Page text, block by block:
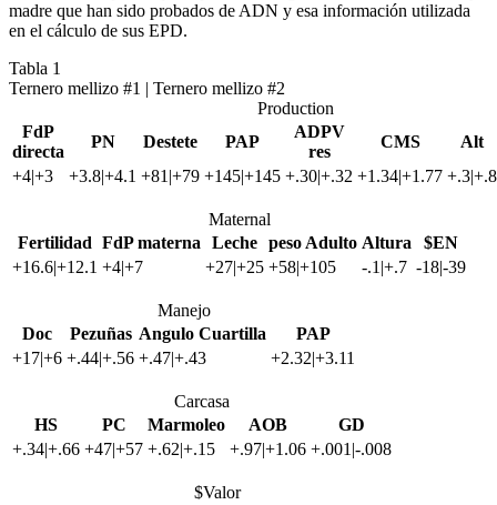
madre que han sido probados de ADN y esa información utilizada
en el cálculo de sus EPD.
Tabla 1
Ternero mellizo #1 | Ternero mellizo #2
Production
FdP
directa
PN Destete PAP
ADPV
res
CMS
Alt
+4|+3
+3.8|+4.1 +81|+79 +145|+145 +.30|+.32 +1.34|+1.77 +.3|+.8
Maternal
Fertilidad FdP materna Leche peso Adulto Altura
$EN
+16.6|+12.1 +4|+7 +27|+25 +58|+105 -.1|+.7 -18|-39
Manejo
Doc
Pezuñas Angulo Cuartilla
PAP
+17|+6 +.44|+.56 +.47|+.43 +2.32|+3.11
Carcasa
HS
PC Marmoleo AOB
GD
+.34|+.66 +47|+57 +.62|+.15 +.97|+1.06 +.001|-.008
$Valor